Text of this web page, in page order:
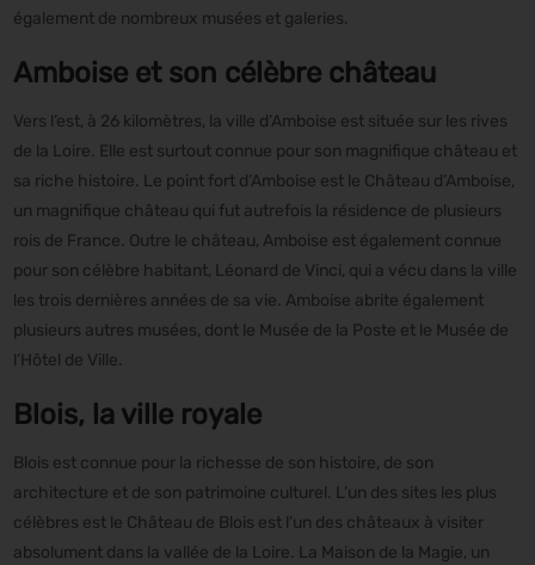
également de nombreux musées et galeries.
Amboise et son célèbre château
Vers l’est, à 26 kilomètres, la ville d’Amboise est située sur les rives
de la Loire. Elle est surtout connue pour son magnifique château et
sa riche histoire. Le point fort d’Amboise est le Château d’Amboise,
un magnifique château qui fut autrefois la résidence de plusieurs
rois de France. Outre le château, Amboise est également connue
pour son célèbre habitant, Léonard de Vinci, qui a vécu dans la ville
les trois dernières années de sa vie. Amboise abrite également
plusieurs autres musées, dont le Musée de la Poste et le Musée de
l’Hôtel de Ville.
Blois, la ville royale
Blois est connue pour la richesse de son histoire, de son
architecture et de son patrimoine culturel. L’un des sites les plus
célèbres est le Château de Blois est l’un des châteaux à visiter
absolument dans la vallée de la Loire. La Maison de la Magie, un